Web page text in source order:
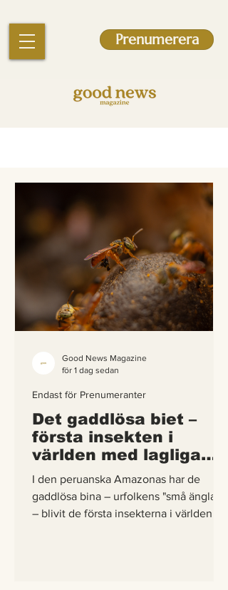
Prenumerera
Det gaddlösa biet –
första insekten i
världen med lagliga
rättigheter
I den peruanska Amazonas har de
gaddlösa bina – urfolkens "små änglar"
– blivit de första insekterna i världen att
Endast för Prenumeranter
Good News Magazine
för 1 dag sedan